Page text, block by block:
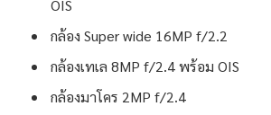
OIS
กล้อง Super wide 16MP f/2.2
กล้องเทเล 8MP f/2.4 พร้อม OIS
กล้องมาโคร 2MP f/2.4